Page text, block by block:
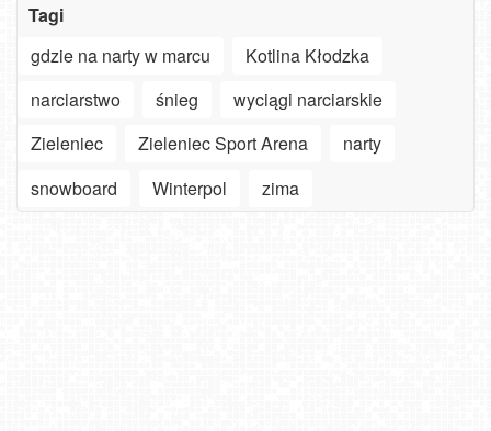
Tagi
gdzie na narty w marcu
Kotlina Kłodzka
narciarstwo
śnieg
wyciągi narciarskie
Zieleniec
Zieleniec Sport Arena
narty
snowboard
Winterpol zima